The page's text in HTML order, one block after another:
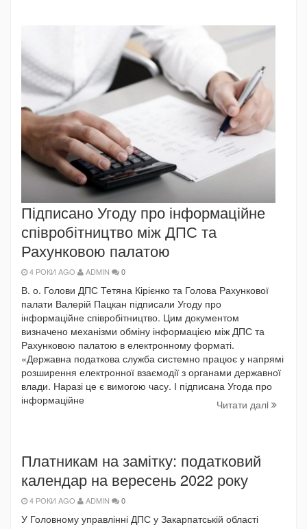
Підписано Угоду про інформаційне
співробітництво між ДПС та
Рахунковою палатою
4 РОКИ AGO ADMIN 0
В. о. Голови ДПС Тетяна Кірієнко та Голова Рахункової
палати Валерій Пацкан підписали Угоду про
інформаційне співробітництво. Цим документом
визначено механізми обміну інформацією між ДПС та
Рахунковою палатою в електронному форматі.
«Державна податкова служба системно працює у напрямі
розширення електронної взаємодії з органами державної
влади. Наразі це є вимогою часу. І підписана Угода про
інформаційне
Читати далi
Платникам на замітку: податковий
календар на вересень 2022 року
4 РОКИ AGO ADMIN 0
У Головному управлінні ДПС у Закарпатській області